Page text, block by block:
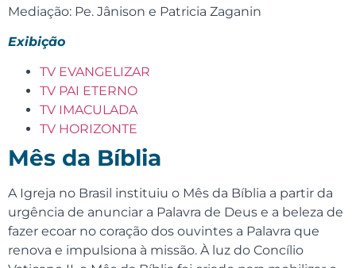
Mediação: Pe. Jânison e Patricia Zaganin
Exibição
TV EVANGELIZAR
TV PAI ETERNO
TV IMACULADA
TV HORIZONTE
Mês da Bíblia
A Igreja no Brasil instituiu o Mês da Bíblia a partir da
urgência de anunciar a Palavra de Deus e a beleza de
fazer ecoar no coração dos ouvintes a Palavra que
renova e impulsiona à missão. À luz do Concílio